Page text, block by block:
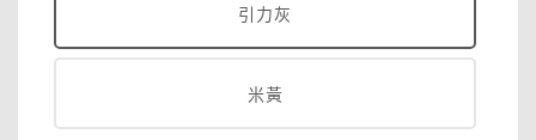
引力灰
米黃